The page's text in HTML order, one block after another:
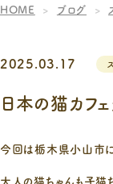
HOME ブログ
2025.03.17
日本の猫カフ
今回は栃木県小山市に
大人の猫ちゃんも子猫